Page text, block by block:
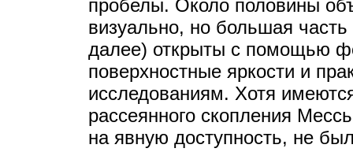
пробелы. Около половины
визуально, но большая
далее) открыты с помощью
поверхностные яркости и
исследованиям. Хотя
рассеянного скопления
на явную доступность, не